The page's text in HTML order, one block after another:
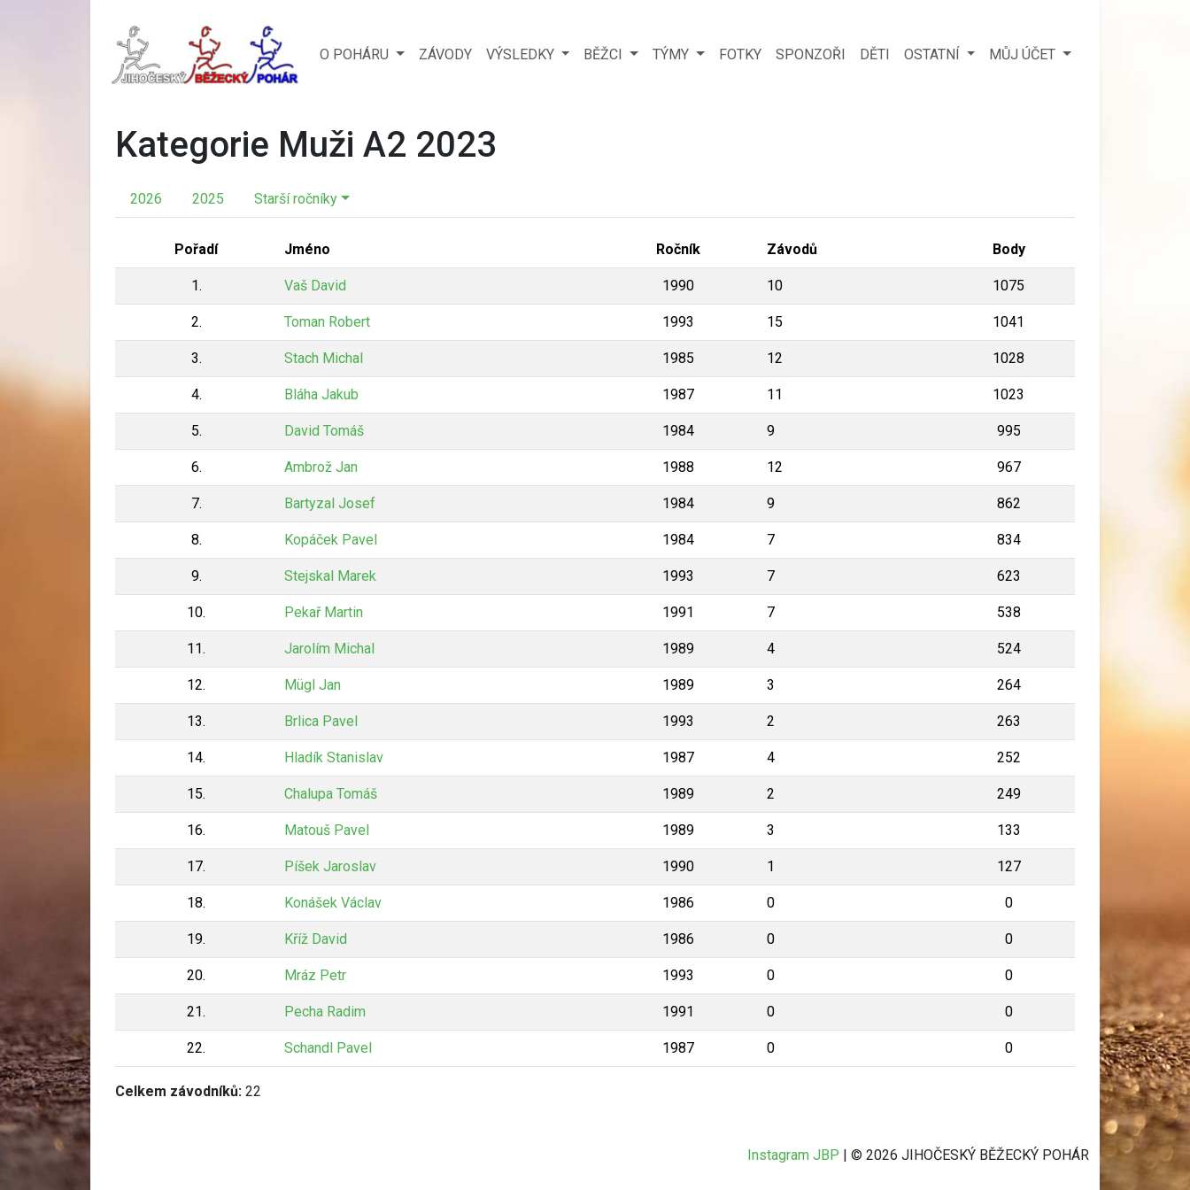
O POHÁRU ZÁVODY VÝSLEDKY BĚŽCI TÝMY FOTKY SPONZOŘI DĚTI OSTATNÍ MŮJ ÚČET
Kategorie Muži A2 2023
2026 2025 Starší ročníky
Pořadí Jméno Ročník Závodů Body
1. Vaš David 1990 10 1075
2. Toman Robert 1993 15 1041
3. Stach Michal 1985 12 1028
4. Bláha Jakub 1987 11 1023
5. David Tomáš 1984 9 995
6. Ambrož Jan 1988 12 967
7. Bartyzal Josef 1984 9 862
8. Kopáček Pavel 1984 7 834
9. Stejskal Marek 1993 7 623
10. Pekař Martin 1991 7 538
11. Jarolím Michal 1989 4 524
12. Mügl Jan 1989 3 264
13. Brlica Pavel 1993 2 263
14. Hladík Stanislav 1987 4 252
15. Chalupa Tomáš 1989 2 249
16. Matouš Pavel 1989 3 133
17. Píšek Jaroslav 1990 1 127
18. Konášek Václav 1986 0 0
19. Kříž David 1986 0 0
20. Mráz Petr 1993 0 0
21. Pecha Radim 1991 0 0
22. Schandl Pavel 1987 0 0
Celkem závodníků: 22
Instagram JBP | © 2026 JIHOČESKÝ BĚŽECKÝ POHÁR